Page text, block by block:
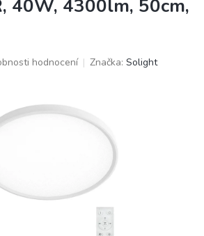
40W, 4300lm, 50cm,
hodnocení Značka: Solight